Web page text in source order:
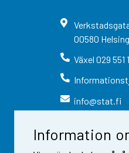
Information
00580
Växel 029 551
info@stat.fi